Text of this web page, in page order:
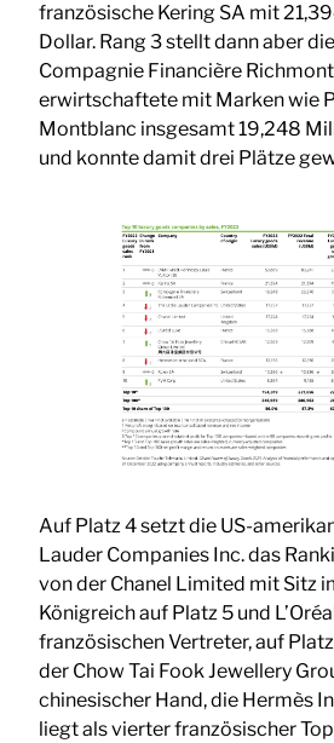
französische Kering SA mit
Dollar. Rang 3 stellt dann aber
Compagnie Financière
erwirtschaftete mit Marken wie
Montblanc insgesamt 19,248
und konnte damit drei Plätze
Auf Platz 4 setzt die US-
Lauder Companies Inc. das
von der Chanel Limited mit Sitz
Königreich auf Platz 5 und
französischen Vertreter, auf
der Chow Tai Fook Jewellery
chinesischer Hand, die Hermès
liegt als vierter französischer